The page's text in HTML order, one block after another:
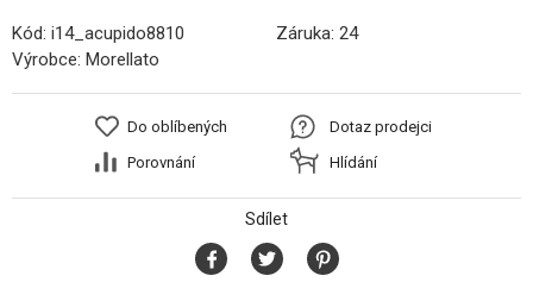
Kód: i14_acupido8810 Záruka: 24
Výrobce: Morellato
Do oblíbených
Porovnání
Dotaz prodejci
Hlídání
Sdílet